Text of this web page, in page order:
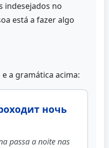
indesejados no
está a fazer algo
a gramática acima:
ночь
passa a noite nas